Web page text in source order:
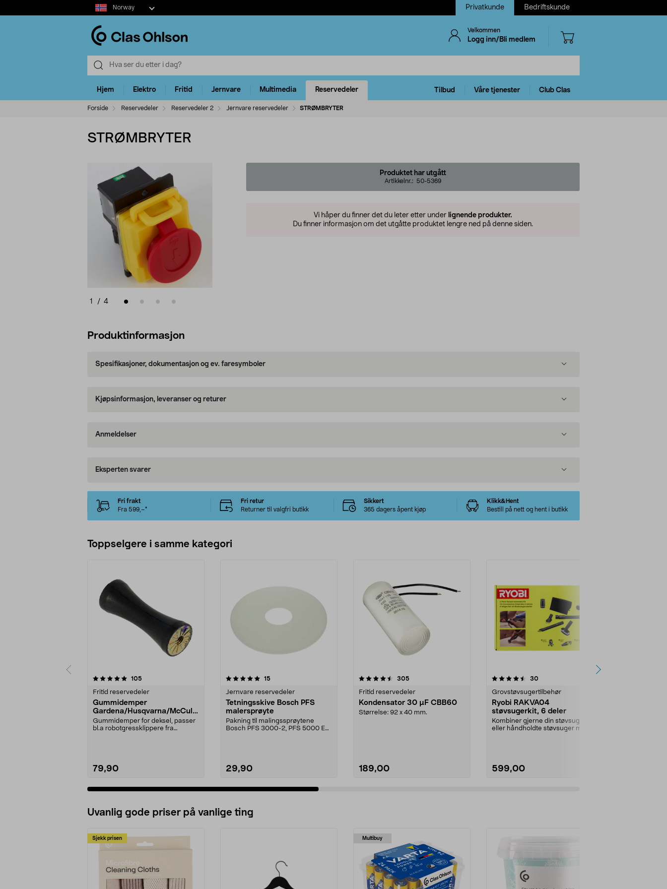
Select
market
Norway Privatkunde Bedriftskunde
Velkommen
Logg inn/Bli medlem
Hjem Elektro Fritid Jernvare Multimedia Reservedeler Tilbud Våre tjenester Club Clas
Forside Reservedeler Reservedeler 2 Jernvare reservedeler STRØMBRYTER
STRØMBRYTER
1 / 4
Produktet har utgått
Artikkelnr.: 50-5369
Vi håper du finner det du leter etter under lignende produkter.
Du finner informasjon om det utgåtte produktet lengre ned på denne siden.
Produktinformasjon
Spesifikasjoner, dokumentasjon og ev. faresymboler
Kjøpsinformasjon, leveranser og returer
Anmeldelser
Eksperten svarer
Fri frakt
Fra 599,–*
Fri retur
Returner til valgfri butikk
Sikkert
365 dagers åpent kjøp
Klikk&Hent
Bestill på nett og hent i butikk
Toppselgere i samme kategori
105anmeldelser
Fritid reservedeler
Gummidemper
Gardena/Husqvarna/McCullo
ch/Flymo
Gummidemper for deksel, passer
bl.a robotgressklippere fra
79,90
5.0 av 5 stjerner 15anmeldelser
Jernvare reservedeler
Tetningsskive Bosch PFS
malersprøyte
Pakning til malingssprøytene
Bosch PFS 3000-2, PFS 5000 E
29,90
4.5 av 5 stjerner 305anmeldelser
Fritid reservedeler
Kondensator 30 µF CBB60
Størrelse: 92 x 40 mm.
189,00
4.5 av 5 stjerner 30anmeldelser
Grovstøvsugertilbehør
Ryobi RAKVA04
støvsugerkit, 6 deler
Kombiner gjerne din støvsuger
eller håndholdte støvsuger med
599,00
5.0 av 5 stjerner
Uvanlig gode priser på vanlige ting
Sjekk prisen Multibuy